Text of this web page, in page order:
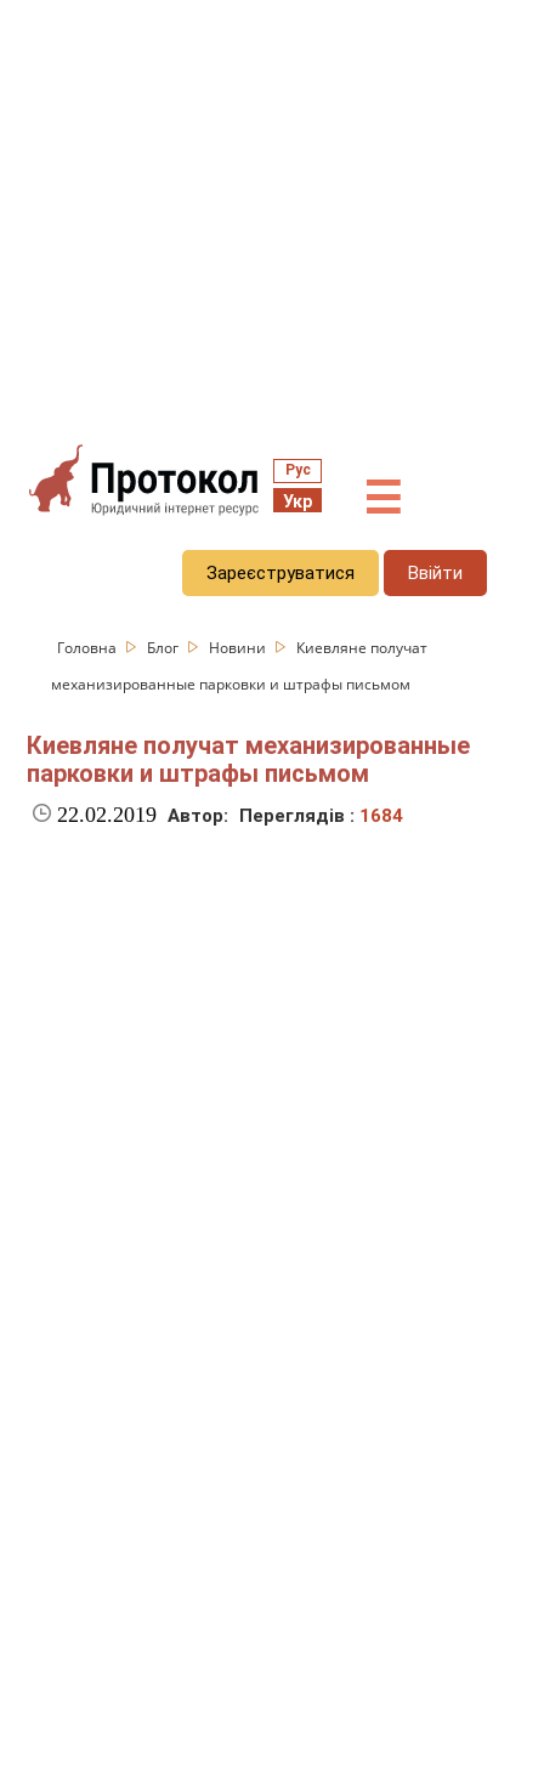
Рус
Укр ☰
Зареєструватися Ввійти
Головна Блог Новини
Киевляне получат
механизированные парковки и штрафы письмом
Киевляне получат механизированные
парковки и штрафы письмом
22.02.2019 Автор: Переглядів : 1684